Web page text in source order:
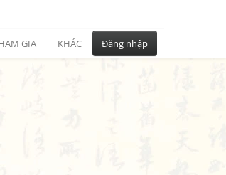
GIA KHÁC Đăng nhập